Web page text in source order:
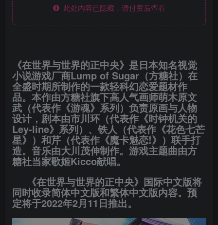
此处内容已隐藏，请付费后查看
《在世界与世界的正中央》是日本知名视觉
小说游戏厂商Lump of Sugar（方糖社）在
全盛时期所制作的一款轻科幻恋爱题材作
品。本作由方糖社旗下高人气画师萌木原文
武（代表作《游魂》系列）负责原画与人物
设计，剧本由市川环（代表作《时钟机关的
Ley-line》系列）、铁人（代表作《花色七芒
星》）和芹（代表作《魔卡魅恋!》）联手打
造。音乐由大川茂伸制作。游戏主题曲由方
糖社当家歌姬Kicco献唱。
《在世界与世界的正中央》国际中文版将
同时收录简体中文版和繁体中文版内容。预
定将于2022年2月11日推出。